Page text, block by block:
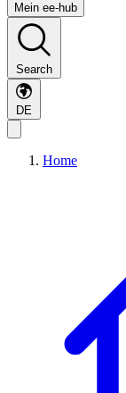
Mein ee-hub
Search
DE
Home